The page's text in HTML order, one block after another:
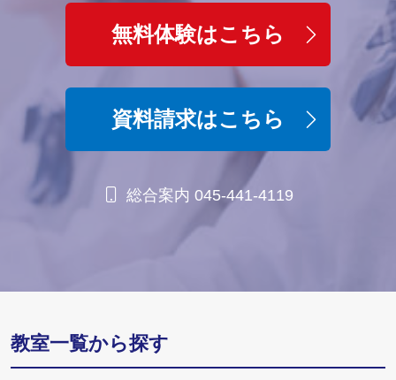
無料体験はこちら
資料請求はこちら
総合案内 045-441-4119
教室一覧から探す